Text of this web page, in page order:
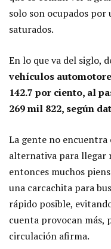
solo son ocupados por
saturados.
En lo que va del siglo,
vehículos
142.7 por ciento, al
269 mil 822, según
La gente no
alternativa para llegar
entonces muchos
una carcachita para
rápido posible,
cuenta provocan más,
circulación afirma.